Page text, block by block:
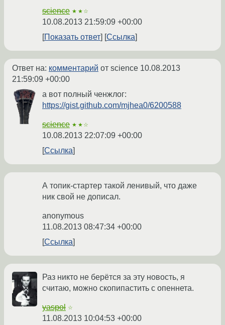
science ★★☆
10.08.2013 21:59:09 +00:00
Показать ответ
Ссылка
Ответ на: комментарий от science 10.08.2013
21:59:09 +00:00
а вот полный ченжлог:
https://gist.github.com/mjhea0/6200588
science ★★☆
10.08.2013 22:07:09 +00:00
Ссылка
А топик-стартер такой ленивый, что даже
ник свой не дописал.
anonymous
11.08.2013 08:47:34 +00:00
Ссылка
Раз никто не берётся за эту новость, я
считаю, можно скопипастить с опеннета.
yaspol ☆
11.08.2013 10:04:53 +00:00